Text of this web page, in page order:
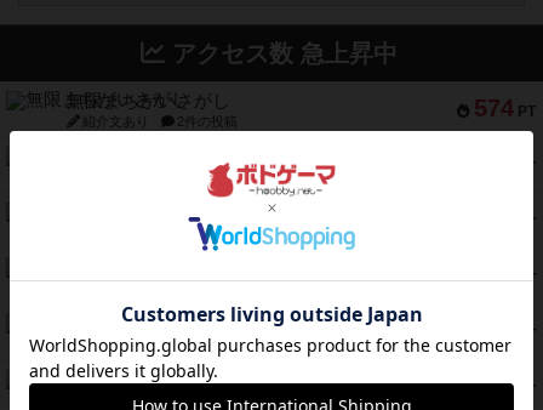
アクセス数 急上昇中
574 PT
無限まちがいさがし
紹介文あり 2件の投稿
PT
2件の投稿
PT
アンダー・ザ・テーブラー
1件の投稿
133 PT
PT
セミファイナル ～お前はまだ生きている～
紹介文あり 1件の投稿
97 PT
ワン・トゥ・ファイブ
紹介文あり 1件の投稿